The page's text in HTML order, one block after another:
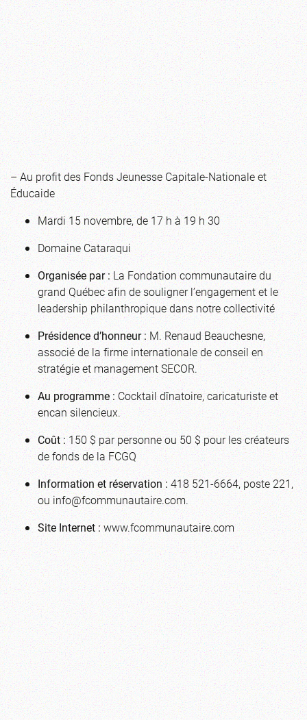
– Au profit des Fonds Jeunesse Capitale-Nationale et
Éducaide
Mardi 15 novembre, de 17 h à 19 h 30
Domaine Cataraqui
Organisée par :La Fondation communautaire du
grand Québec afin de souligner l’engagement et le
leadership philanthropique dans notre collectivité
Présidence d’honneur :M. Renaud Beauchesne,
associé de la firme internationale de conseil en
stratégie et management SECOR.
Au programme :Cocktail dînatoire, caricaturiste et
encan silencieux.
Coût :150 $ par personne ou 50 $ pour les créateurs
de fonds de la FCGQ
Information et réservation :418 521-6664, poste 221,
ouinfo@fcommunautaire.com.
Site Internet :www.fcommunautaire.com